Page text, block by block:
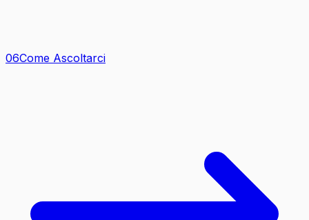
06Come Ascoltarci